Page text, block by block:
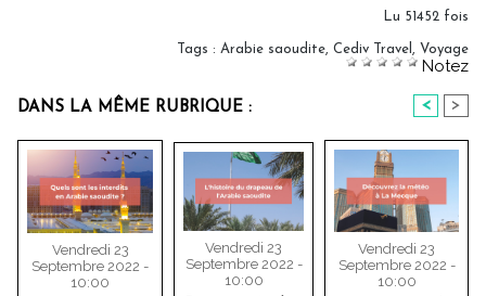
Lu 51452 fois
Tags : Arabie saoudite, Cediv Travel , Voyage
Notez
DANS LA MÊME RUBRIQUE : < >
Vendredi 23
Septembre 2022 -
10:00
Vendredi 23
Septembre 2022 -
10:00
Vendredi 23
Septembre 2022 -
10:00